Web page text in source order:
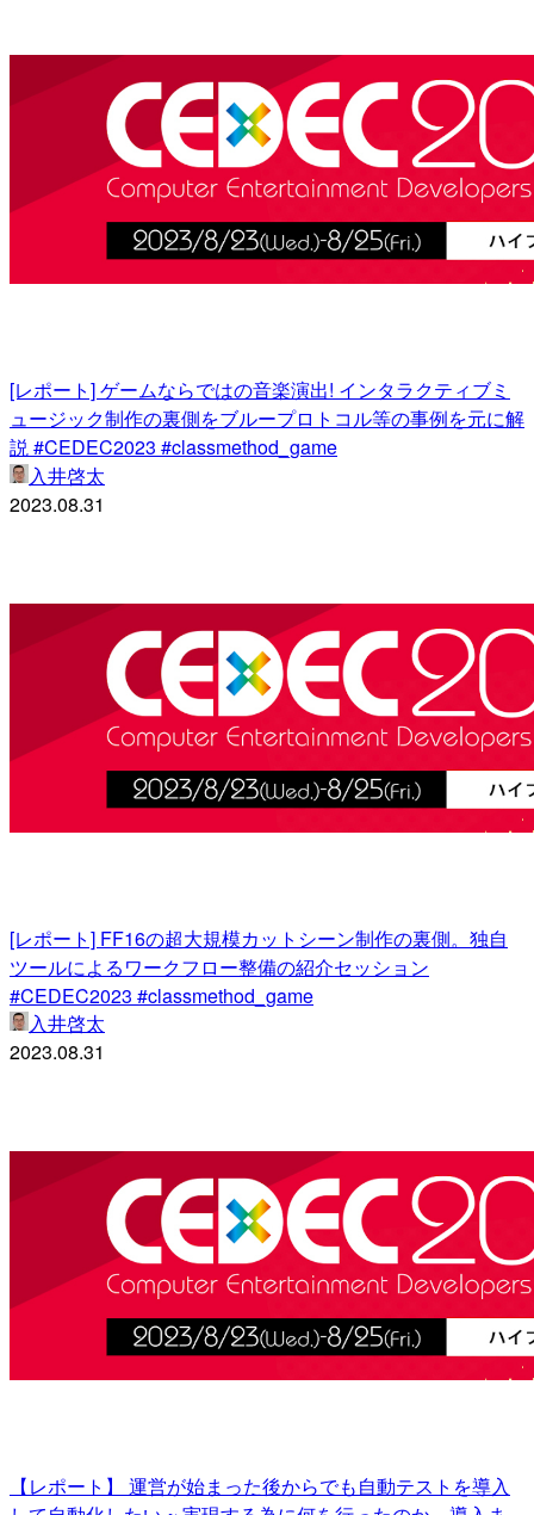
[レポート] ゲームならではの音楽演出! インタラクティブミ
ュージック制作の裏側をブループロトコル等の事例を元に解
説 #CEDEC2023 #classmethod_game
入井啓太
2023.08.31
[レポート] FF16の超大規模カットシーン制作の裏側。独自
ツールによるワークフロー整備の紹介セッション
#CEDEC2023 #classmethod_game
入井啓太
2023.08.31
【レポート】 運営が始まった後からでも自動テストを導入